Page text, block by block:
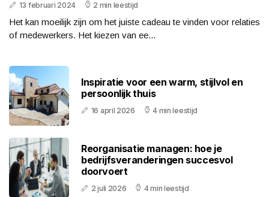
13 februari 2024 2 min leestijd
Het kan moeilijk zijn om het juiste cadeau te vinden voor relaties
of medewerkers. Het kiezen van ee...
Inspiratie voor een warm, stijlvol en
persoonlijk thuis
16 april 2026 4 min leestijd
Reorganisatie managen: hoe je
bedrijfsveranderingen succesvol
doorvoert
2 juli 2026 4 min leestijd